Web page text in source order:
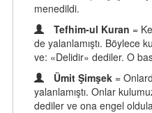
menedildi.
Tefhim-ul Kuran =
de yalanlamıştı. Böylece
ve: «Delidir» dediler. O
Ümit Şimşek =
yalanlamıştı. Onlar
dediler ve ona engel